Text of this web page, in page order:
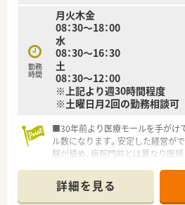
勤務
時間
月火木金
08：30～18：00
水
08：30～16：30
土
08：30～12：00
※上記より週30時間程度
※土曜日月2回の勤務相談可
■30年前より医療モールを手がけ
ル数になります。安定した経営が
験が積め、病院門前とは異なり医
■自動監査システムや自動混注器
導入していっています。薬剤師の
詳細を見る